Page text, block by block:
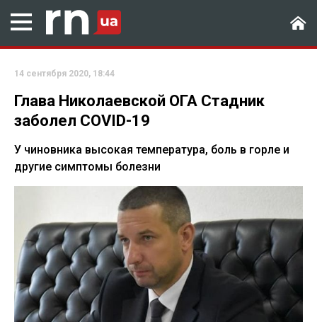
14 сентября 2020, 18:44
Глава Николаевской ОГА Стадник
заболел COVID-19
У чиновника высокая температура, боль в горле и
другие симптомы болезни